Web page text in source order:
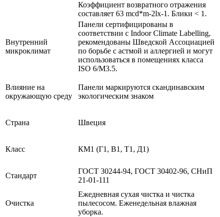
Коэффициент возвратного отражения
составляет 63 mcd*m-2lx-1. Блики < 1.
Внутренний
микроклимат
Панели сертифицированы в
соответствии с Indoor Climate Labelling,
рекомендованы Шведской Ассоциацией
по борьбе с астмой и аллергией и могут
использоваться в помещениях класса
ISO 6/M3.5.
Влияние на
окружающую среду
Панели маркируются скандинавским
экологическим знаком
Страна Швеция
Класс КМ1 (Г1, В1, Т1, Д1)
Стандарт
ГОСТ 30244-94, ГОСТ 30402-96, СНиП
21-01-111
Очистка
Ежедневная сухая чистка и чистка
пылесосом. Еженедельная влажная
уборка.